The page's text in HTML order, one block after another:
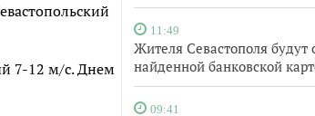
11:49
Жителя Севастополя будут
найденной банковской
09:41
7-12 м/с. Днем